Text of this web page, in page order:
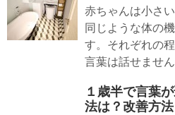
赤ちゃんは小さ
同じような体の
す。それぞれの
言葉は話せませ
１歳半で言葉
法は？改善方法